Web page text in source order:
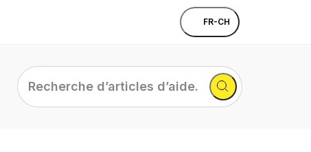
FR-CH
Recherche
d’articles
d’aide...